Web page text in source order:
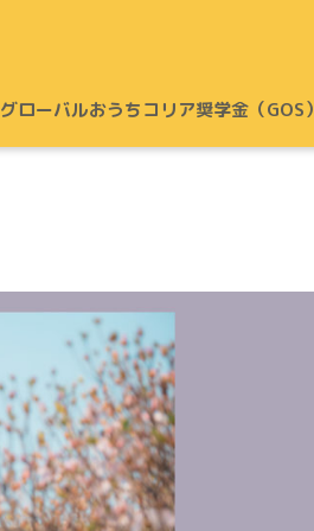
グローバルおうちコリア奨学金（GOS）